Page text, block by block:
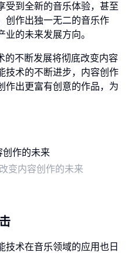
受到全新的音乐体验，甚至
创作出独一无二的音乐作
的未来发展方向。
的不断发展将彻底改变内容
技术的不断进步，内容创作
作出更富有创意的作品，为
变内容创作的未来
技术在音乐领域的应用也日